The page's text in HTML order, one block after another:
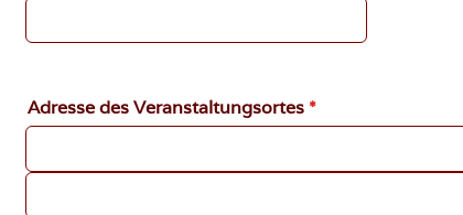
Adresse des Veranstaltungsortes *